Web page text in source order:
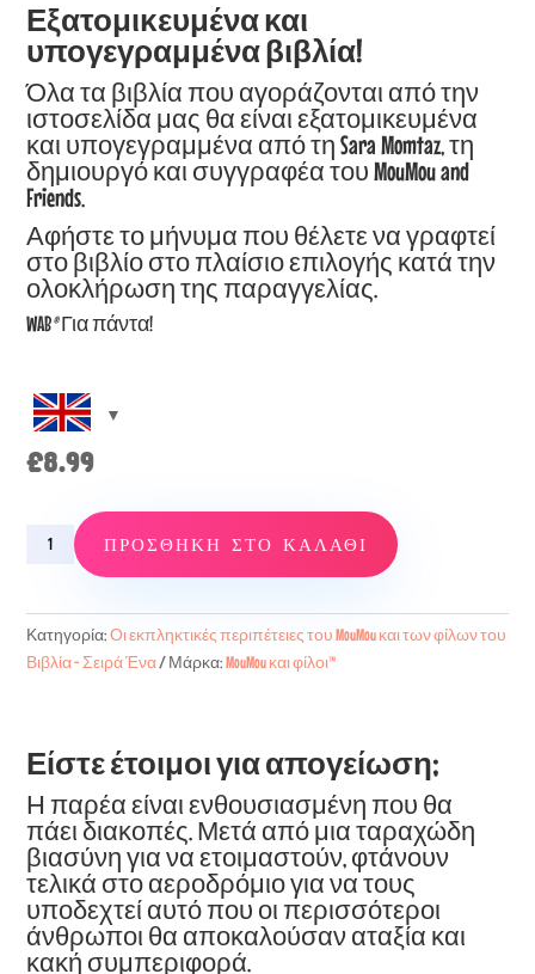
Εξατομικευμένα και
υπογεγραμμένα βιβλία!
Όλα τα βιβλία που αγοράζονται από την
ιστοσελίδα μας θα είναι εξατομικευμένα
και υπογεγραμμένα από τη Sara Momtaz, τη
δημιουργό και συγγραφέα του MouMou and
Friends.
Αφήστε το μήνυμα που θέλετε να γραφτεί
στο βιβλίο στο πλαίσιο επιλογής κατά την
ολοκλήρωση της παραγγελίας.
WAB®Για πάντα!
£8.99
Episode
Flying
High
ποσότητα
ΠΡΟΣΘΉΚΗ ΣΤΟ ΚΑΛΆΘΙ
Κατηγορία:Οι εκπληκτικές περιπέτειες του MouMou και των φίλων του
Βιβλία - Σειρά Ένα
Μάρκα:MouMou και φίλοι™
Είστε έτοιμοι για απογείωση;
Η παρέα είναι ενθουσιασμένη που θα
πάει διακοπές. Μετά από μια ταραχώδη
βιασύνη για να ετοιμαστούν, φτάνουν
τελικά στο αεροδρόμιο για να τους
υποδεχτεί αυτό που οι περισσότεροι
άνθρωποι θα αποκαλούσαν αταξία και
κακή συμπεριφορά.